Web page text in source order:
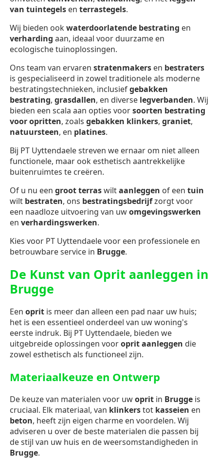
van tuintegels en terrastegels.
Wij bieden ookwaterdoorlatende bestrating en
verharding aan, ideaal voor duurzame en
ecologische tuinoplossingen.
Ons team van ervaren stratenmakers en bestraters
is gespecialiseerd in zowel traditionele als moderne
bestratingstechnieken, inclusiefgebakken
bestrating, grasdallen, en diverse legverbanden. Wij
bieden een scala aan opties voorsoorten bestrating
voor opritten, zoals gebakken klinkers, graniet,
natuursteen, en platines.
Bij PT Uyttendaele streven we ernaar om niet alleen
functionele, maar ook esthetisch aantrekkelijke
buitenruimtes te creëren.
Of u nu een groot terraswiltaanleggen of een tuin
wilt bestraten, ons bestratingsbedrijfzorgt voor
een naadloze uitvoering van uwomgevingswerken
en verhardingswerken.
Kies voor PT Uyttendaele voor een professionele en
betrouwbare service in Brugge.
De Kunst van Oprit aanleggen in
Brugge
Een oprit is meer dan alleen een pad naar uw huis;
het is een essentieel onderdeel van uw woning's
eerste indruk. Bij PT Uyttendaele, bieden we
uitgebreide oplossingen vooroprit aanleggen die
zowel esthetisch als functioneel zijn.
Materiaalkeuze en Ontwerp
De keuze van materialen voor uwoprit in Brugge is
cruciaal. Elk materiaal, van klinkerstot kasseien en
beton, heeft zijn eigen charme en voordelen. Wij
adviseren u over de beste materialen die passen bij
de stijl van uw huis en de weersomstandigheden in
Brugge.